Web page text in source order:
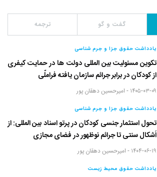
گفت و گو ترجمه
یادداشت حقوق جزا و جرم شناسی
تکوین مسئولیت بین المللی دولت ها در حمایت کیفری
از کودکان در برابر جرائم سازمان یافته فراملّی
۱۴۰۵-۰۳-۰۹ - امیرحسین دهقان پور
یادداشت حقوق جزا و جرم شناسی
تحول استثمار جنسی کودکان در پرتو اسناد بین المللی: از
اَشکال سنتی تا جرائم نوظهور در فضای مجازی
۱۴۰۴-۰۶-۱۹ - امیرحسین دهقان پور
یادداشت حقوق محیط زیست